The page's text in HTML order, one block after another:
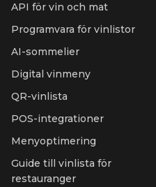
API för vin och mat
Programvara för vinlistor
AI-sommelier
Digital vinmeny
QR-vinlista
POS-integrationer
Menyoptimering
Guide till vinlista för
restauranger